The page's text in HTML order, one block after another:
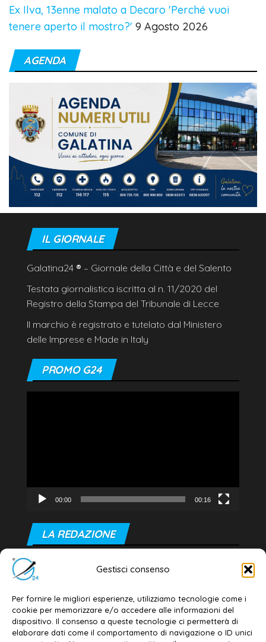
Gestisci consenso
Per fornire le migliori esperienze, utilizziamo tecnologie come i
cookie per memorizzare e/o accedere alle informazioni del
dispositivo. Il consenso a queste tecnologie ci permetterà di
elaborare dati come il comportamento di navigazione o ID unici
Ex Ilva, 13enne malato a Decaro 'Perché vuoi
tenere aperto il mostro?' 9 Agosto 2026
AGENDA
IL GIORNALE
Galatina24 ® – Giornale della Città e del Salento
Testata giornalistica iscritta al n. 11/2020 del
Registro della Stampa del Tribunale di Lecce
Il marchio è registrato e tutelato dal Ministero
delle Imprese e Made in Italy
PROMO G24
00:00 00:16
LA REDAZIONE
Editore e direttore responsabile:
Dott. Daniele G. Masciullo
Email: redazione@galatina24.it
Contatti –Disclaimer